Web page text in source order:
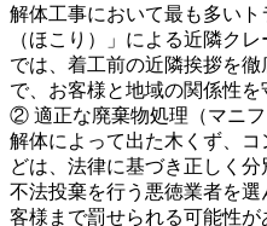
解体工事において最も多い
（ほこり）」による近隣ク
では、着工前の近隣挨拶を
で、お客様と地域の関係性を
② 適正な廃棄物処理（マニフ
解体によって出た木くず、
どは、法律に基づき正しく分
不法投棄を行う悪徳業者を
客様まで罰せられる可能性